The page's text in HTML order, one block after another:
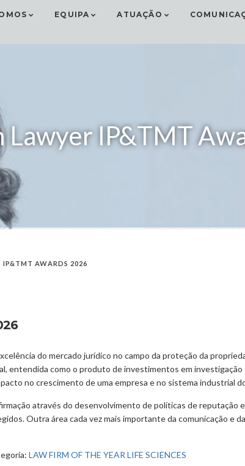
EQUIPA ATUAÇÃO
Lawyer IP&TMT
IP&TMT AWARDS 2026
do mercado jurídico no campo da proteção da
entendida como o produto de investimentos em
no crescimento de uma empresa e no sistema industrial
através do desenvolvimento de políticas de
Outra área cada vez mais importante da comunicação e
LAW FIRM OF THE YEAR LIFE SCIENCES